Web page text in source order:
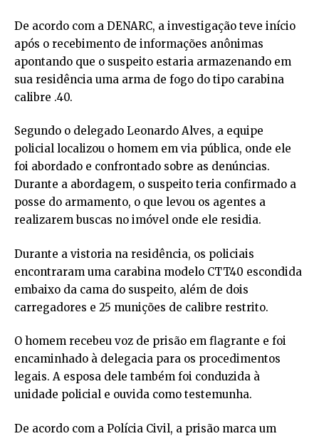
De acordo com a DENARC, a investigação teve início
após o recebimento de informações anônimas
apontando que o suspeito estaria armazenando em
sua residência uma arma de fogo do tipo carabina
calibre .40.
Segundo o delegado Leonardo Alves, a equipe
policial localizou o homem em via pública, onde ele
foi abordado e confrontado sobre as denúncias.
Durante a abordagem, o suspeito teria confirmado a
posse do armamento, o que levou os agentes a
realizarem buscas no imóvel onde ele residia.
Durante a vistoria na residência, os policiais
encontraram uma carabina modelo CTT40 escondida
embaixo da cama do suspeito, além de dois
carregadores e 25 munições de calibre restrito.
O homem recebeu voz de prisão em flagrante e foi
encaminhado à delegacia para os procedimentos
legais. A esposa dele também foi conduzida à
unidade policial e ouvida como testemunha.
De acordo com a Polícia Civil, a prisão marca um